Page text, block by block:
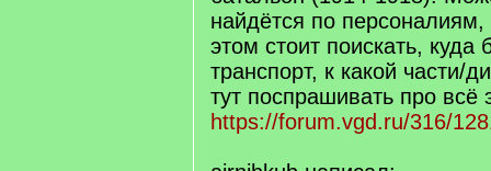
найдётся по
этом стоит поискать, куда
транспорт, к какой части/
тут поспрашивать про всё
https://forum.vgd.ru/316/